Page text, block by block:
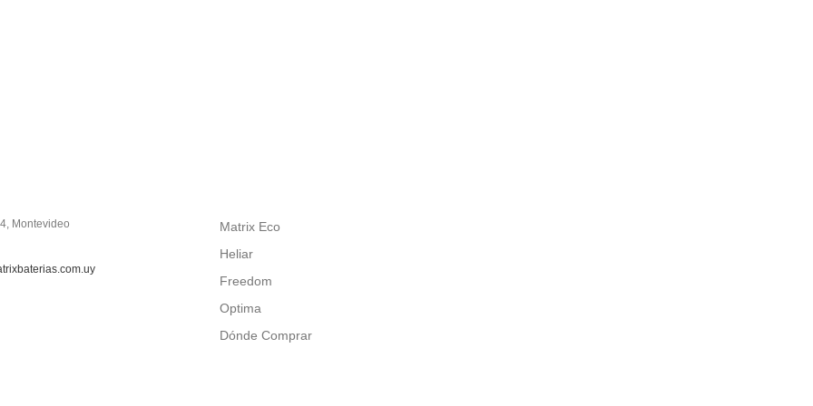
Montevideo
Matrix Eco
Heliar
Freedom
Optima
Dónde Comprar